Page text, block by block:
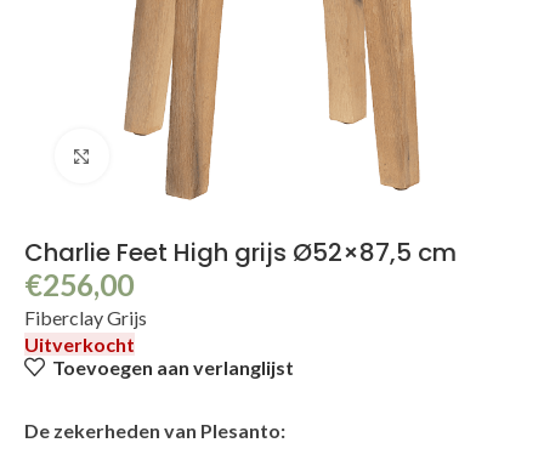
Klik om te vergroten
Charlie Feet High grijs Ø52×87,5 cm
€256,00
Fiberclay Grijs
Uitverkocht
Toevoegen aan verlanglijst
De zekerheden van Plesanto: